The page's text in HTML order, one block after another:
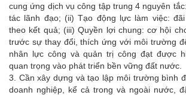
cung ứng dịch vụ công tập trung 4 nguyên
tác lãnh đạo; (ii) Tạo động lực làm việc:
theo kết quả; (iii) Quyền lợi chung: cơ hội
trước sự thay đổi, thích ứng với môi trường
nhân lực công và quản trị công đạt được
quan trọng vào phát triển bền vững đất nước.
3. Cần xây dựng và tạo lập môi trường bình
doanh nghiệp, kể cả trong và ngoài nước,